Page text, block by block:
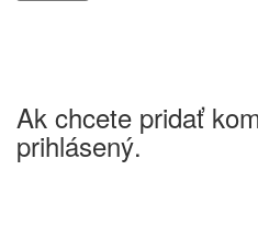
Ak chcete pridať
prihlásený.